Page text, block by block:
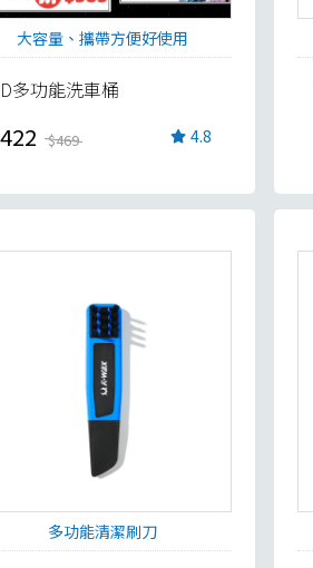
大容量、攜帶方便好使用
多功能洗車桶
$469 4.8
多功能清潔刷刀